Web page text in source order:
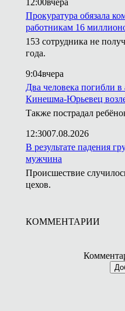
12:00вчера
Прокуратура обязала
работникам 16
153 сотрудника не
года.
9:04вчера
Два человека погибли в
Кинешма-Юрьевец
Также пострадал
12:3007.08.2026
В результате падения
мужчина
Происшествие
цехов.
КОММЕНТАРИИ